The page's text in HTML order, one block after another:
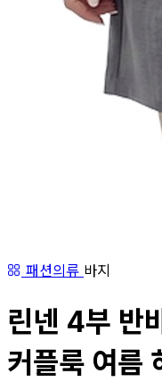
패션의류 바지
린넨 4부 반
커플룩 여름